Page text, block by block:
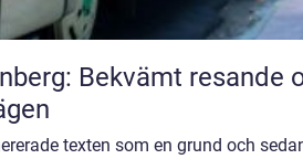
Bekvämt resande
texten som en grund och